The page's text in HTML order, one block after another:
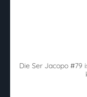
Die Ser Jacopo #79